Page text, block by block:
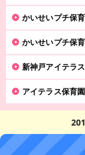
かいせいプチ保
かいせいプチ保
新神戸アイテラ
アイテラス保育